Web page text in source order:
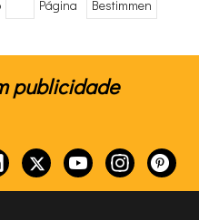
Página Bestimmen
publicidade